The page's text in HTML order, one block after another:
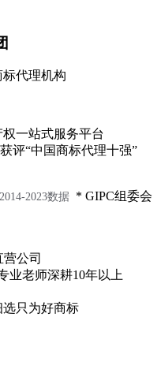
代理机构
一站式服务平台
评“中国商标代理十强”
2023数据 * GIPC组委会
公司
业老师深耕10年以上
只为好商标